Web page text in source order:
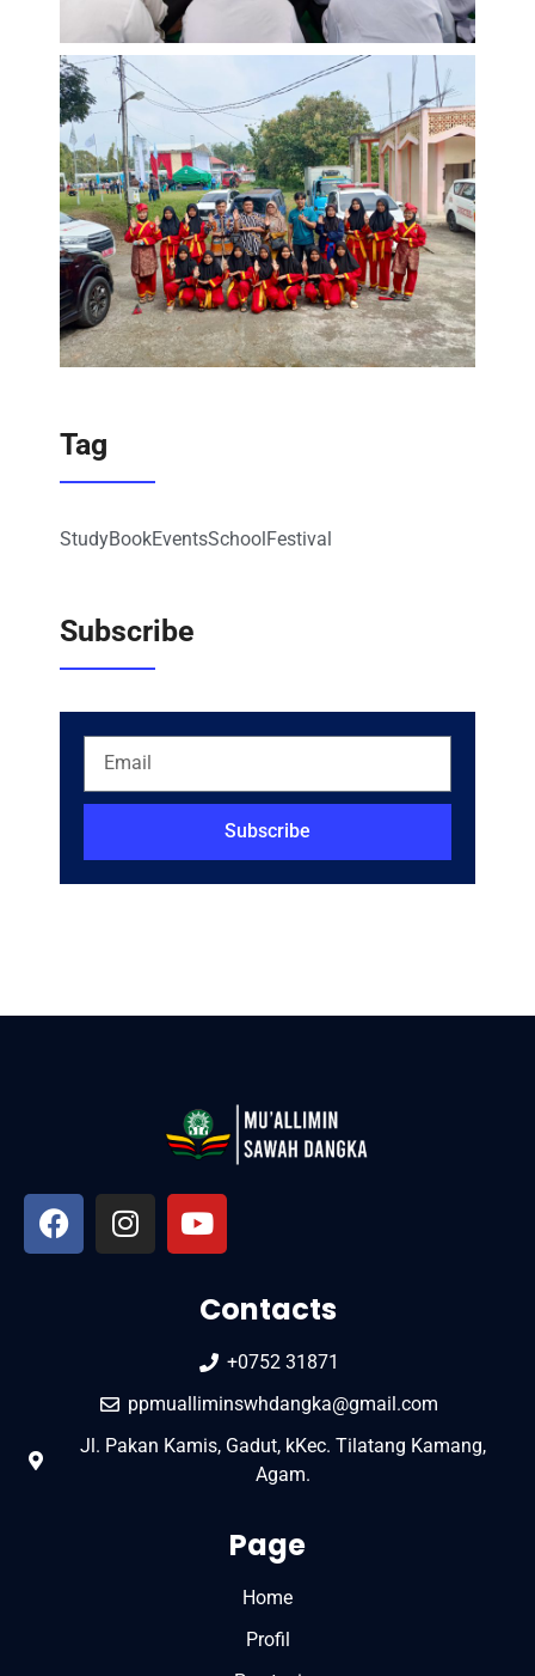
Tag
StudyBookEventsSchoolFestival
Subscribe
Subscribe
Contacts
+0752 31871
ppmualliminswhdangka@gmail.com
Jl. Pakan Kamis, Gadut, kKec. Tilatang Kamang,
Agam.
Page
Home
Profil